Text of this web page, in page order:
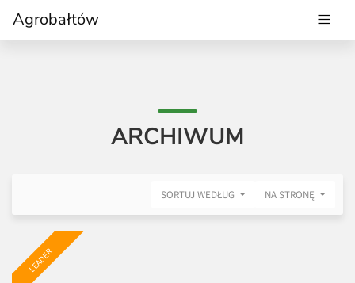
Agrobałtów
ARCHIWUM
SORTUJ WEDŁUG NA STRONĘ
LEADER